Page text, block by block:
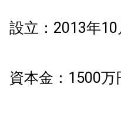
設立：2013年10
資本金：1500万